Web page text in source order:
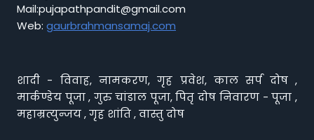
Mail:pujapathpandit@gmail.com
Web: gaurbrahmansamaj.com
शादी - विवाह, नामकरण, गृह प्रवेश, काल सर्प दोष ,
मार्कण्डेय पूजा , गुरु चांडाल पूजा, पितृ दोष निवारण - पूजा ,
महाम्रत्युन्जय , गृह शांति , वास्तु दोष